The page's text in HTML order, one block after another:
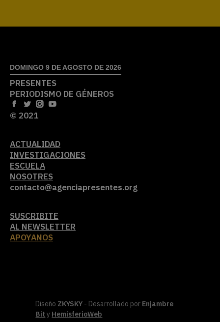
DOMINGO 9 DE AGOSTO DE 2026
PRESENTES
PERIODISMO DE GÉNEROS
© 2021
ACTUALIDAD
INVESTIGACIONES
ESCUELA
NOSOTRES
contacto@agenciapresentes.org
SUSCRIBITE
AL NEWSLETTER
APOYANOS
Diseño ZKYSKY - Desarrollado por Enjambre
Bit y HemisferioWeb